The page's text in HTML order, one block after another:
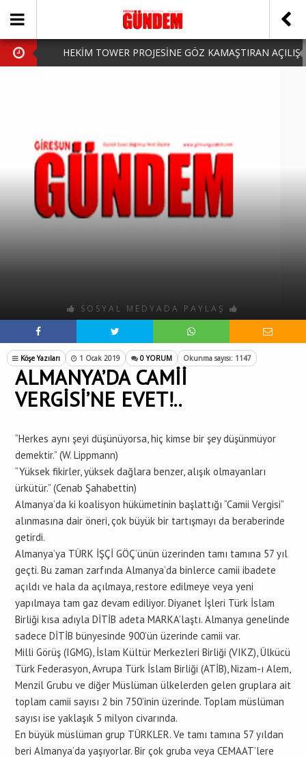
HEKİM TOWER PROJESİNE GÖZ KAMAŞTIRAN AÇILIŞ
HARUN CİCİ: VİDEOYU GÖRÜNCE GÖZLERİM DOLDU
SOSYAL MEDYADA PAYLAŞ
Köşe Yazıları 1 Ocak 2019 0 YORUM Okunma sayısı: 1147
ALMANYA’DA CAMİİ
VERGİSİ’NE EVET!..
“Herkes aynı şeyi düşünüyorsa, hiç kimse bir şey düşünmüyor
demektir.” (W. Lippmann)
“Yüksek fikirler, yüksek dağlara benzer, alışık olmayanları
ürkütür.” (Cenab Şahabettin)
Almanya’da ki koalisyon hükümetinin başlattığı “Camii Vergisi”
alınmasına dair öneri, çok büyük bir tartışmayı da beraberinde
getirdi.
Almanya’ya TÜRK İŞÇİ GÖÇ’ünün üzerinden tamı tamına 57 yıl
geçti. Bu zaman zarfında Almanya’da binlerce camii ibadete
açıldı ve hala da açılmaya, restore edilmeye veya yeni
yapılmaya tam gaz devam ediliyor. Diyanet İşleri Türk İslam
Birliği kısa adıyla DİTİB adeta MARKA’laştı. Almanya genelinde
sadece DİTİB bünyesinde 900’ün üzerinde camii var.
Milli Görüş (IGMG), İslam Kültür Merkezleri Birliği (VIKZ), Ülkücü
Türk Federasyon, Avrupa Türk İslam Birliği (ATİB), Nizam-ı Alem,
Menzil Grubu ve diğer Müslüman ülkelerden gelen gruplara ait
toplam camii sayısı 2 bin 750’inin üzerinde. Toplam müslüman
sayısı ise yaklaşık 5 milyon civarında.
En büyük müslüman grup TÜRKLER. Ve tamı tamına 57 yıldan
beri Almanya’da yaşıyorlar. Bir çok gruba veya CEMAAT’lere